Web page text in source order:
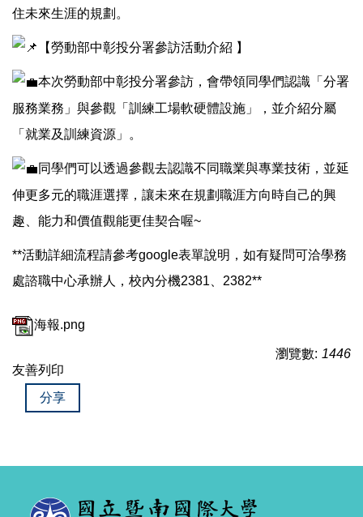
住未來生涯的規劃。
【勞動部中彰投分署參訪活動介紹 】
本次勞動部中彰投分署參訪，會帶領同學們認識「分署
服務業務」與參觀「訓練工場軟硬體設施」，並介紹分屬
「就業及訓練資源」。
同學們可以透過參觀去認識不同職業與專業技術，並延
伸更多元的職涯選擇，讓未來在規劃職涯方向時自己的興
趣、能力和價值觀能更佳契合喔~
**活動詳細流程請參考google表單說明，如有疑問可洽學務
處諮職中心承辦人，校內分機2381、2382**
海報.png
瀏覽數: 1446
友善列印
分享